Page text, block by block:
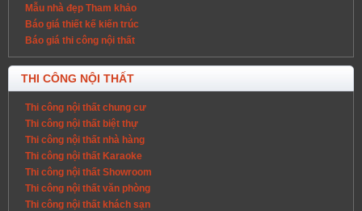
Mẫu nhà đẹp Tham khảo
Báo giá thiết kế kiến trúc
Báo giá thi công nội thất
THI CÔNG NỘI THẤT
Thi công nội thất chung cư
Thi công nội thất biệt thự
Thi công nội thất nhà hàng
Thi công nội thất Karaoke
Thi công nội thất Showroom
Thi công nội thất văn phòng
Thi công nội thất khách sạn